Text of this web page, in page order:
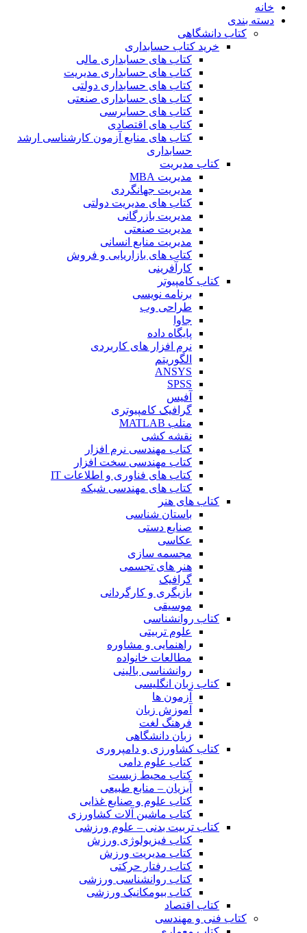
خانه
دسته بندی
کتاب دانشگاهی
خرید کتاب حسابداری
کتاب های حسابداری مالی
کتاب های حسابداری مدیریت
کتاب های حسابداری دولتی
کتاب های حسابداری صنعتی
کتاب های حسابرسی
کتاب های اقتصادی
کتاب های منابع آزمون کارشناسی ارشد
حسابداری
کتاب مدیریت
مدیریت MBA
مدیریت جهانگردی
کتاب های مدیریت دولتی
مدیریت بازرگانی
مدیریت صنعتی
مدیریت منابع انسانی
کتاب های بازاریابی و فروش
کارآفرینی
کتاب کامپیوتر
برنامه نویسی
طراحی وب
جاوا
پایگاه داده
نرم افزار های کاربردی
الگوریتم
ANSYS
SPSS
آفیس
گرافیک کامپیوتری
متلب MATLAB
نقشه کشی
کتاب مهندسی نرم افزار
کتاب مهندسی سخت افزار
کتاب های فناوری و اطلاعات IT
کتاب های مهندسی شبکه
کتاب های هنر
باستان شناسی
صنایع دستی
عکاسی
مجسمه سازی
هنر های تجسمی
گرافیک
بازیگری و کارگردانی
موسیقی
کتاب روانشناسی
علوم تربیتی
راهنمایی و مشاوره
مطالعات خانواده
روانشناسی بالینی
کتاب زبان انگلیسی
آزمون ها
آموزش زبان
فرهنگ لغت
زبان دانشگاهی
کتاب کشاورزی و دامپروری
کتاب علوم دامی
کتاب محیط زیست
آبزیان – منابع طبیعی
کتاب علوم و صنایع غذایی
کتاب ماشین آلات کشاورزی
کتاب تربیت بدنی – علوم ورزشی
کتاب فیزیولوژی ورزش
کتاب مدیریت ورزش
کتاب رفتار حرکتی
کتاب روانشناسی ورزشی
کتاب بیومکانیک ورزشی
کتاب اقتصاد
کتاب فنی و مهندسی